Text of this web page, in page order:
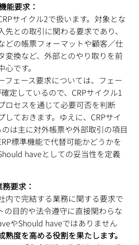
能要求：
サイクル2で扱います。対象とな
先との取引に関わる要求であり、
どの帳票フォーマットや顧客／仕
変換など、外部とのやり取りを前
です。
フェース要求については、フェー
定しているので、CRPサイクル1
ロセスを通じて必要可否を判断
しておきます。ゆえに、CRPサイ
は主に対外帳票や外部取引の項目
標準機能で代替可能かどうかを
haveとしての妥当性を定義
要求：
内で完結する業務に関する要求で
の目的や法令遵守に直接関わらな
やShould haveではありません
熟度を高める役割を果たします。